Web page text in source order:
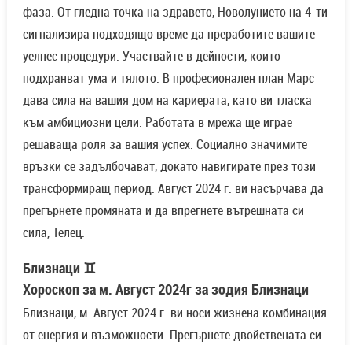
фаза. От гледна точка на здравето, Новолунието на 4-ти
сигнализира подходящо време да преработите вашите
уелнес процедури. Участвайте в дейности, които
подхранват ума и тялото. В професионален план Марс
дава сила на вашия дом на кариерата, като ви тласка
към амбициозни цели. Работата в мрежа ще играе
решаваща роля за вашия успех. Социално значимите
връзки се задълбочават, докато навигирате през този
трансформиращ период. Август 2024 г. ви насърчава да
прегърнете промяната и да впрегнете вътрешната си
сила, Телец.
Близнаци ♊
Хороскоп за м. Август 2024г за зодия Близнаци
Близнаци, м. Август 2024 г. ви носи жизнена комбинация
от енергия и възможности. Прегърнете двойствената си